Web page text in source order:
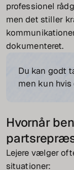
professionel
men det stiller
dokumenteret.
Du kan godt
men kun
Hvornår
Lejere vælger
situationer: